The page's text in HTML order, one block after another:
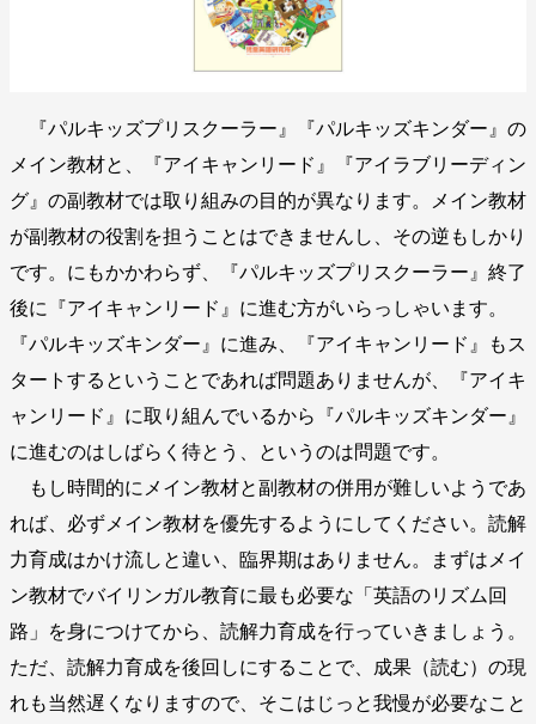
『パルキッズプリスクーラー』『パルキッズキンダー』の
メイン教材と、『アイキャンリード』『アイラブリーディン
グ』の副教材では取り組みの目的が異なります。メイン教材
が副教材の役割を担うことはできませんし、その逆もしかり
です。にもかかわらず、『パルキッズプリスクーラー』終了
後に『アイキャンリード』に進む方がいらっしゃいます。
『パルキッズキンダー』に進み、『アイキャンリード』もス
タートするということであれば問題ありませんが、『アイキ
ャンリード』に取り組んでいるから『パルキッズキンダー』
に進むのはしばらく待とう、というのは問題です。
もし時間的にメイン教材と副教材の併用が難しいようであ
れば、必ずメイン教材を優先するようにしてください。読解
力育成はかけ流しと違い、臨界期はありません。まずはメイ
ン教材でバイリンガル教育に最も必要な「英語のリズム回
路」を身につけてから、読解力育成を行っていきましょう。
ただ、読解力育成を後回しにすることで、成果（読む）の現
れも当然遅くなりますので、そこはじっと我慢が必要なこと